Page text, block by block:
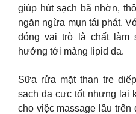
giúp hút sạch bã nhờn,
ngăn ngừa mụn tái phát.
đóng vai trò là chất làm
hưởng tới màng lipid da.
Sữa rửa mặt than tre
sạch da cực tốt nhưng lại
cho việc massage lâu trên